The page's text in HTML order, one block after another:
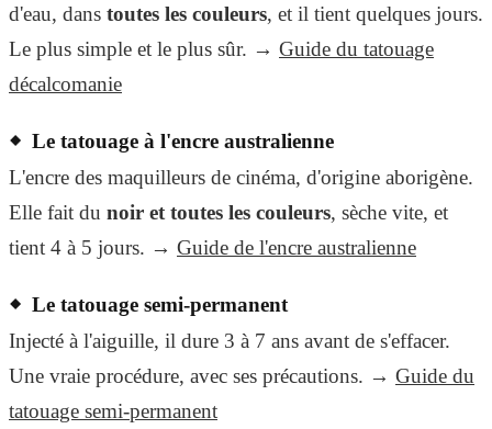
d'eau, dans toutes les couleurs, et il tient quelques jours.
Le plus simple et le plus sûr. → Guide du tatouage
décalcomanie
Le tatouage à l'encre australienne
L'encre des maquilleurs de cinéma, d'origine aborigène.
Elle fait du noir et toutes les couleurs, sèche vite, et
tient 4 à 5 jours. → Guide de l'encre australienne
Le tatouage semi-permanent
Injecté à l'aiguille, il dure 3 à 7 ans avant de s'effacer.
Une vraie procédure, avec ses précautions. → Guide du
tatouage semi-permanent